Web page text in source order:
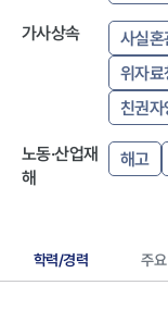
가사상속
사실
위자
친권
노동·산업재
해
해고
학력/경력 주